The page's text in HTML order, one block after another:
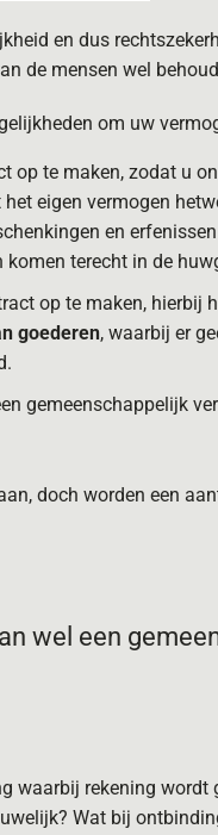
en dus
de mensen wel
om uw
te maken, zodat u
het eigen vermogen
en
terecht in de
op te maken, hierbij
goederen, waarbij er
gemeenschappelijk
doch worden een
wel een
waarbij rekening wordt
Wat bij